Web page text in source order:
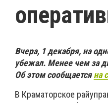
Вчера, 1 декабря, на
убежал. Менее чем за
Об этом сообщаетсяна
В Краматорское